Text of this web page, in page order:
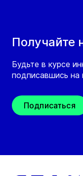
Получайте
Будьте в курсе
подписавшись на
Подписаться